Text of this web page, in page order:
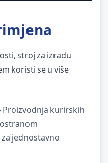
stroj za izradu
koristi se u više
Proizvodnja kurirskih
jednostavno